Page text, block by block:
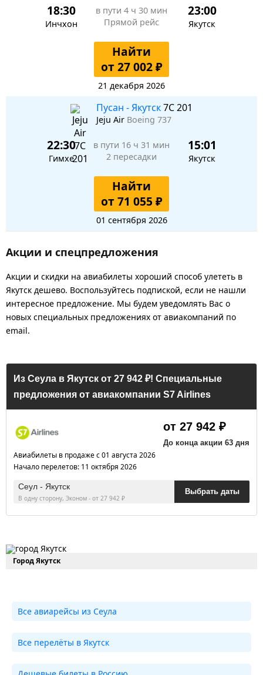
18:30
Инчхон
в пути 4 ч 30 мин
Прямой рейс
23:00
Якутск
Найти
от 27 002 ₽
21 декабря 2026
Пусан - Якутск7C 201
Jeju Air Boeing 737
22:30
Гимхе
в пути 16 ч 31 мин
2 пересадки
15:01
Якутск
Найти
от 71 055 ₽
01 сентября 2026
Акции и спецпредложения
Акции и скидки на авиабилеты хороший способ улететь в
Якутск дешево. Воспользуйтесь подпиской, если не нашли
интересное предложение. Мы будем уведомлять Вас о
новых специальных предложениях от авиакомпаний по
email.
Из Сеула в Якутск от 27 942 ₽! Специальные
предложения от авиакомпании S7 Airlines
от 27 942 ₽
До конца акции 63 дня
Авиабилеты в продаже с 01 августа 2026
Начало перелетов: 11 октября 2026
Сеул - Якутск
В одну сторону, Эконом - от 27 942 ₽
Выбрать даты
Город Якутск
Все авиарейсы из Сеула
Все перелёты в Якутск